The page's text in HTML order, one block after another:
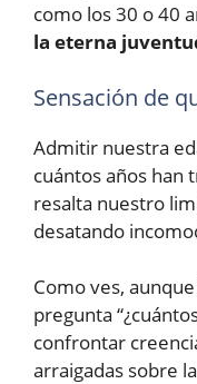
como los 30 o 40
la eterna
Sensación de
Admitir nuestra
cuántos años han
resalta nuestro
desatando
Como ves,
pregunta
confrontar
arraigadas sobre